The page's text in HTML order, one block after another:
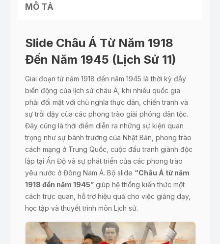
MÔ TẢ
Slide Châu Á Từ Năm 1918
Đến Năm 1945 (Lịch Sử 11)
Giai đoạn từ năm 1918 đến năm 1945 là thời kỳ đầy
biến động của lịch sử châu Á, khi nhiều quốc gia
phải đối mặt với chủ nghĩa thực dân, chiến tranh và
sự trỗi dậy của các phong trào giải phóng dân tộc.
Đây cũng là thời điểm diễn ra những sự kiện quan
trọng như sự bành trướng của Nhật Bản, phong trào
cách mạng ở Trung Quốc, cuộc đấu tranh giành độc
lập tại Ấn Độ và sự phát triển của các phong trào
yêu nước ở Đông Nam Á. Bộ slide “Châu Á từ năm
1918 đến năm 1945” giúp hệ thống kiến thức một
cách trực quan, hỗ trợ hiệu quả cho việc giảng dạy,
học tập và thuyết trình môn Lịch sử.